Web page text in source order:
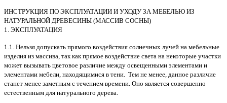
ИНСТРУКЦИЯ ПО ЭКСПЛУАТАЦИИ И УХОДУ ЗА МЕБЕЛЬЮ ИЗ
НАТУРАЛЬНОЙ ДРЕВЕСИНЫ (МАССИВ СОСНЫ)
1. ЭКСПЛУАТАЦИЯ
1.1. Нельзя допускать прямого воздействия солнечных лучей на мебельные
изделия из массива, так как прямое воздействие света на некоторые участки
может вызывать цветовое различие между освещенными элементами и
элементами мебели, находящимися в тени. Тем не менее, данное различие
станет менее заметным с течением времени. Оно является совершенно
естественным для натурального дерева.